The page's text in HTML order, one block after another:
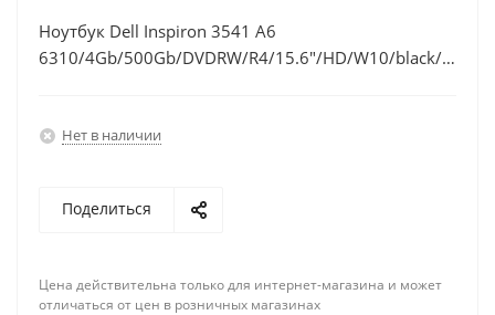
Ноутбук Dell Inspiron 3541 A6
6310/4Gb/500Gb/DVDRW/R4/15.6"/HD/W10/black/WiFi/
Нет в наличии
Поделиться
Цена действительна только для интернет-магазина и может
отличаться от цен в розничных магазинах